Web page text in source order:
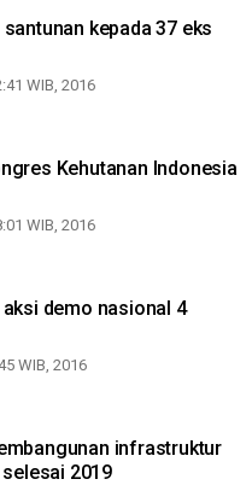
kepada 37 eks
WIB, 2016
Kehutanan Indonesia
WIB, 2016
aksi demo nasional 4
WIB, 2016
infrastruktur
2019